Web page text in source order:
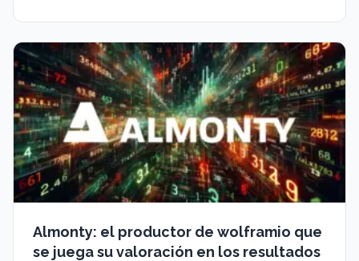
Almonty: el productor de wolframio que
se juega su valoración en los resultados